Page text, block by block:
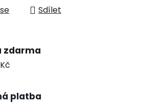
Sdílet
zdarma
platba